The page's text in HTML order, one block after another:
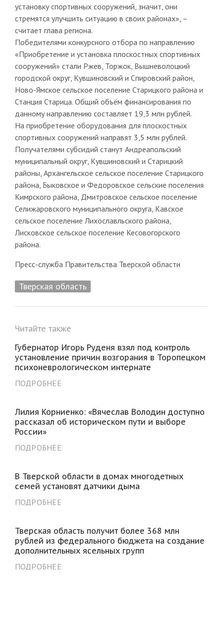
установку спортивных сооружений, значит, они
стремятся улучшить ситуацию в своих районах», –
считает глава региона.
Победителями конкурсного отбора по направлению
«Приобретение и установка плоскостных спортивных
сооружений» стали Ржев, Торжок, Вышневолоцкий
городской округ, Кувшиновский и Спировский район,
Ново-Ямское сельское поселение Старицкого района и
Станция Старица. Общий объём финансирования по
данному направлению составляет 19,3 млн рублей.
На приобретение оборудования для плоскостных
спортивных сооружений направят 3,5 млн рублей.
Получателями субсидий станут Андреапольский
муниципальный округ, Кувшиновский и Старицкий
районы, Архангельское сельское поселение Старицкого
района, Быковское и Федоровское сельские поселения
Кимрского района, Дмитровское сельское поселение
Селижаровского муниципального округа, Кавское
сельское поселение Лихославльского района,
Лисковское сельское поселение Кесовогорского
района.
Пресс-служба Правительства Тверской области
Тверская область
Читайте также
Губернатор Игорь Руденя взял под контроль
установление причин возгорания в Торопецком
психоневрологическом интернате
ПОДРОБНЕЕ
Лилия Корниенко: «Вячеслав Володин доступно
рассказал об историческом пути и выборе
России»
ПОДРОБНЕЕ
В Тверской области в домах многодетных
семей установят датчики дыма
ПОДРОБНЕЕ
Тверская область получит более 368 млн
рублей из федерального бюджета на создание
дополнительных ясельных групп
ПОДРОБНЕЕ